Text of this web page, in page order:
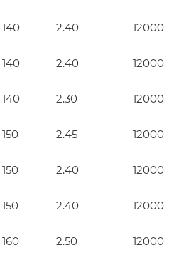
140 2.40 12000
140 2.40 12000
140 2.30 12000
150 2.45 12000
150 2.40 12000
150 2.40 12000
160 2.50 12000